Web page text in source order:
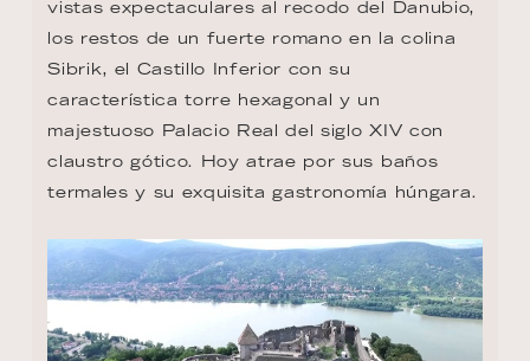
vistas expectaculares al recodo del Danubio,
los restos de un fuerte romano en la colina
Sibrik, el Castillo Inferior con su
característica torre hexagonal y un
majestuoso Palacio Real del siglo XIV con
claustro gótico. Hoy atrae por sus baños
termales y su exquisita gastronomía húngara.